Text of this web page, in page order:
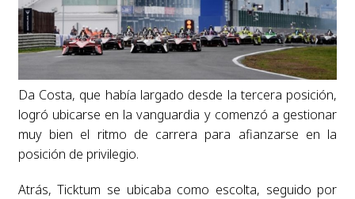
Da Costa, que había largado desde la tercera posición,
logró ubicarse en la vanguardia y comenzó a gestionar
muy bien el ritmo de carrera para afianzarse en la
posición de privilegio.
Atrás, Ticktum se ubicaba como escolta, seguido por